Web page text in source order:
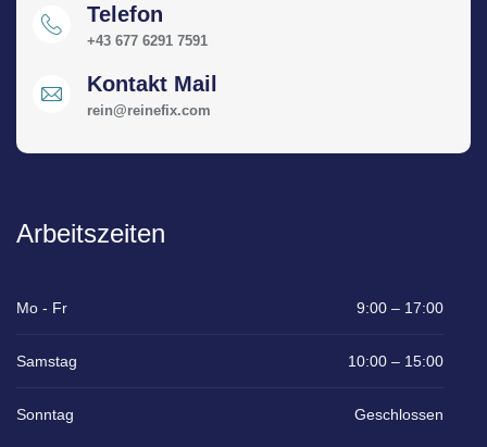
Telefon
+43 677 6291 7591
Kontakt Mail
rein@reinefix.com
Arbeitszeiten
Mo - Fr 9:00 – 17:00
Samstag 10:00 – 15:00
Sonntag Geschlossen